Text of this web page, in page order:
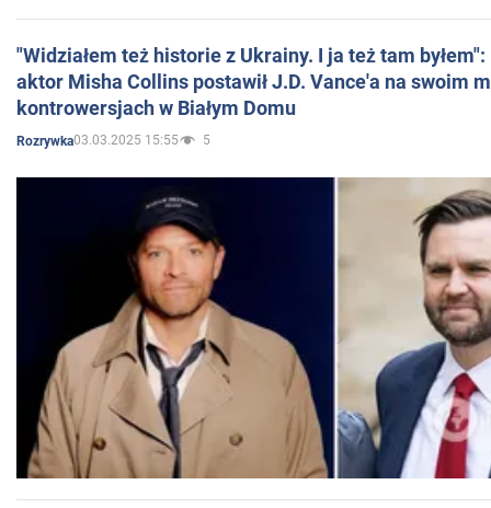
"Widziałem też historie z Ukrainy. I ja też tam
aktor Misha Collins postawił J.D. Vance'a na swoim
kontrowersjach w Białym Domu
Rozrywka03.03.2025 15:55 5